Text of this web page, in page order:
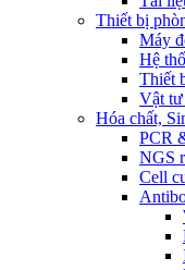
Thiết bị
Máy
Hệ
Thiết
Vật
Hóa chất,
PCR
NGS
Cell